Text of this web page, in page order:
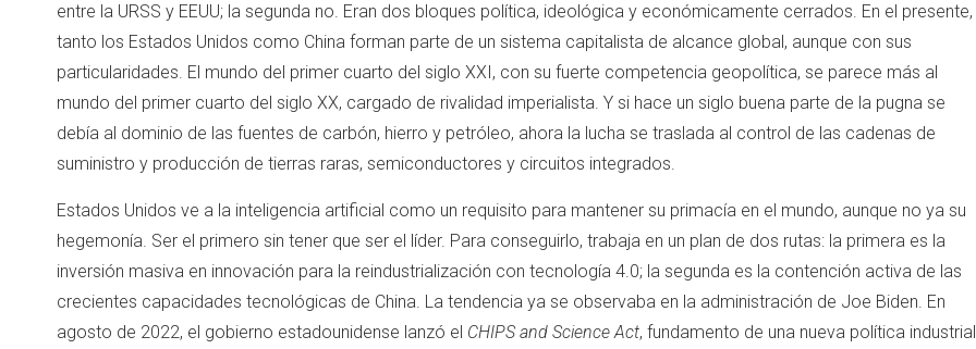
entre la URSS y EEUU; la segunda no. Eran dos bloques política, ideológica y económicamente cerrados. En el presente,
tanto los Estados Unidos como China forman parte de un sistema capitalista de alcance global, aunque con sus
particularidades. El mundo del primer cuarto del siglo XXI, con su fuerte competencia geopolítica, se parece más al
mundo del primer cuarto del siglo XX, cargado de rivalidad imperialista. Y si hace un siglo buena parte de la pugna se
debía al dominio de las fuentes de carbón, hierro y petróleo, ahora la lucha se traslada al control de las cadenas de
suministro y producción de tierras raras, semiconductores y circuitos integrados.
Estados Unidos ve a la inteligencia artificial como un requisito para mantener su primacía en el mundo, aunque no ya su
hegemonía. Ser el primero sin tener que ser el líder. Para conseguirlo, trabaja en un plan de dos rutas: la primera es la
inversión masiva en innovación para la reindustrialización con tecnología 4.0; la segunda es la contención activa de las
crecientes capacidades tecnológicas de China. La tendencia ya se observaba en la administración de Joe Biden. En
agosto de 2022, el gobierno estadounidense lanzó el CHIPS and Science Act, fundamento de una nueva política industrial.